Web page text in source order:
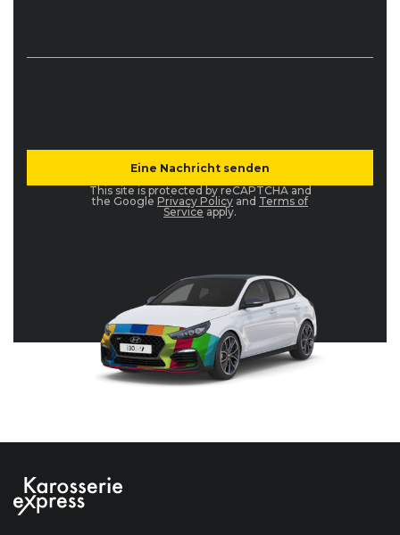
This site is protected by reCAPTCHA and
the Google Privacy Policy and Terms of
Service apply.